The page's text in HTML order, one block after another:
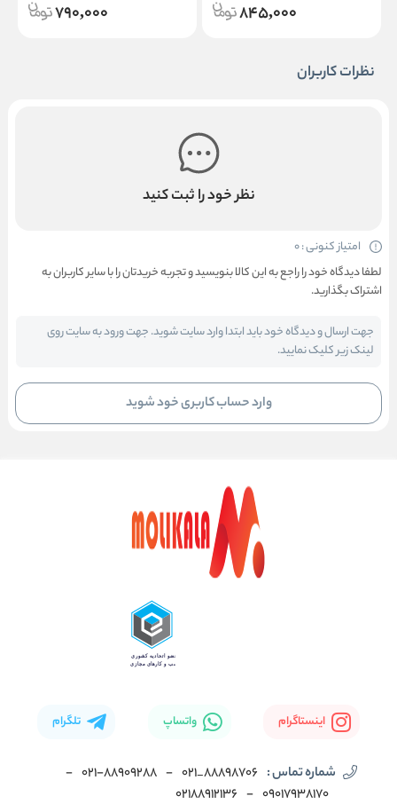
845,000
790,000
نظرات کاربران
نظر خود را ثبت کنید
امتیاز کنونی : 0
لطفا دیدگاه خود را راجع به این کالا بنویسید و تجربه خریدتان را با سایر کاربران به
اشتراک بگذارید.
جهت ارسال و دیدگاه خود باید ابتدا وارد سایت شوید. جهت ورود به سایت روی
لینک زیر کلیک نمایید.
وارد حساب کاربری خود شوید
اینستاگرام واتساپ تلگرام
شماره تماس : 88898706_021
- ۰۲۱-۸۸۹۰۹۲۸۸ -
۰۹۰۱۷۹۳۸۱۷۰ -
02188912136